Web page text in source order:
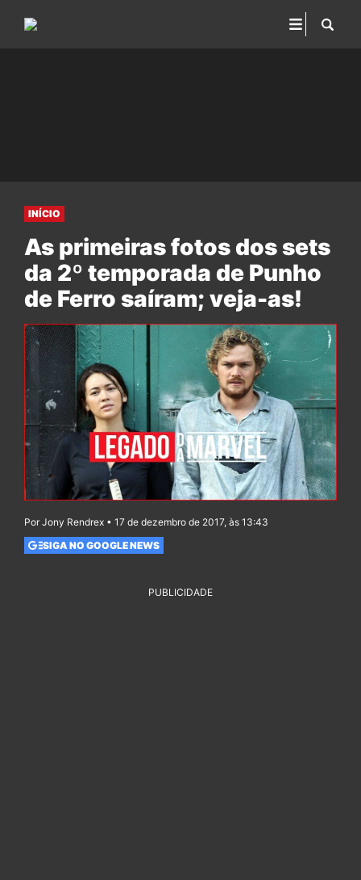
INÍCIO
As primeiras fotos dos sets
da 2º temporada de Punho
de Ferro saíram; veja-as!
Por Jony Rendrex • 17 de dezembro de 2017, às 13:43
SIGA NO GOOGLE NEWS
PUBLICIDADE